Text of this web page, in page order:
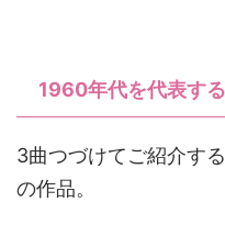
1960年代を代表す
3曲つづけてご紹介す
の作品。